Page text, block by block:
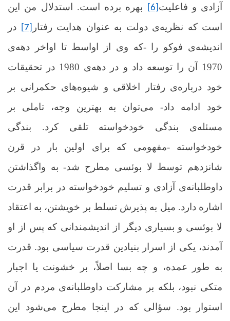
آزادی و فاعلیت
بهره برده است. استدلال من این
است که نظریه‌ی دولت به عنوان هدایت رفتار
در
اندیشه‌ی فوکو را -که وی از اواسط تا اواخر دهه‌ی
1970 آن را توسعه داد و در دهه‌ی 1980 در تحقیقات
خود درباره‌ی رفتار اخلاقی و شیوه‌های حکمرانی بر
خود ادامه داد- می‌توان به بهترین وجه، تاملی بر
مسئله‌ی بندگی خودخواسته تلقی کرد. بندگی
خودخواسته -مفهومی که برای اولین بار در قرن
شانزدهم توسط لا بوئسی مطرح شد- به واگذاشتن
داوطلبانه‌ی آزادی و تسلیم خودخواسته در برابر قدرت
اشاره دارد. میل به پذیرش تسلط بر خویشتن، به اعتقاد
لا بوئسی و بسیاری دیگر از اندیشمندانی که پس از او
آمدند، یکی از اسرار بنیادین قدرت سیاسی بود. قدرت
به طور عمده، و چه بسا اصلاً، بر خشونت یا اجبار
متکی نبود، بلکه بر مشارکت داوطلبانه‌ی مردم در آن
استوار بود. سؤالی که در اینجا مطرح می‌شود این